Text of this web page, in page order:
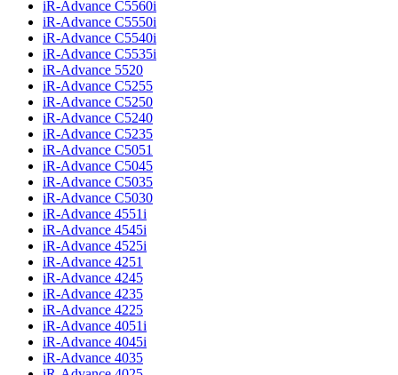
iR-Advance C5560i
iR-Advance C5550i
iR-Advance C5540i
iR-Advance C5535i
iR-Advance 5520
iR-Advance C5255
iR-Advance C5250
iR-Advance C5240
iR-Advance C5235
iR-Advance C5051
iR-Advance C5045
iR-Advance C5035
iR-Advance C5030
iR-Advance 4551i
iR-Advance 4545i
iR-Advance 4525i
iR-Advance 4251
iR-Advance 4245
iR-Advance 4235
iR-Advance 4225
iR-Advance 4051i
iR-Advance 4045i
iR-Advance 4035